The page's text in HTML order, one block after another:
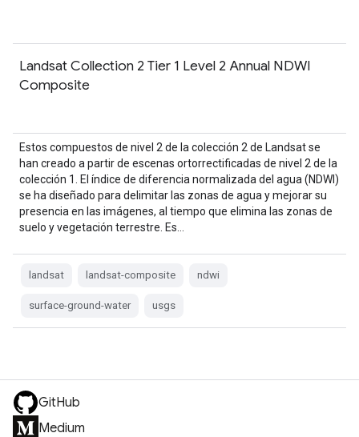
Landsat Collection 2 Tier 1 Level 2 Annual NDWI
Composite
Estos compuestos de nivel 2 de la colección 2 de Landsat se
han creado a partir de escenas ortorrectificadas de nivel 2 de la
colección 1. El índice de diferencia normalizada del agua (NDWI)
se ha diseñado para delimitar las zonas de agua y mejorar su
presencia en las imágenes, al tiempo que elimina las zonas de
suelo y vegetación terrestre. Es…
landsat landsat-composite ndwi
surface-ground-water usgs
GitHub
Medium